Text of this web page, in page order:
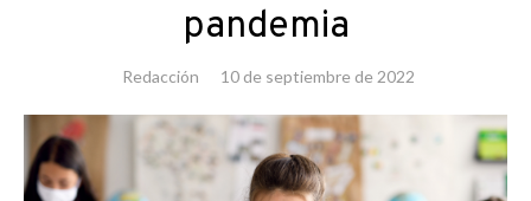
pandemia
Redacción 10 de septiembre de 2022